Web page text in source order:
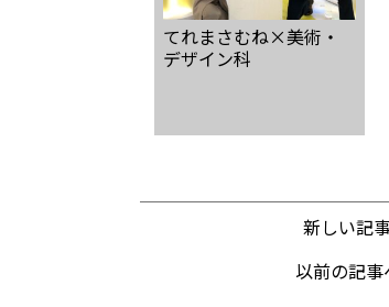
てれまさむね×美術・
デザイン科
新しい記
以前の記